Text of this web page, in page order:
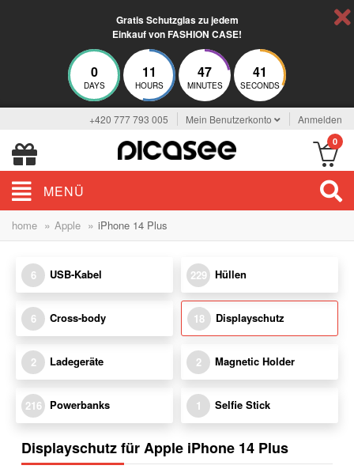
Gratis Schutzglas zu jedem
Einkauf von FASHION CASE!
0
DAYS
11
HOURS
47
MINUTES
40
SECONDS
+420 777 793 005 Mein Benutzerkonto Anmelden
0
MENÜ
home » Apple » iPhone 14 Plus
6 USB-Kabel 229 Hüllen
6 Cross-body 18 Displayschutz
2 Ladegeräte 2 Magnetic Holder
216 Powerbanks 1 Selfie Stick
Displayschutz für Apple iPhone 14 Plus